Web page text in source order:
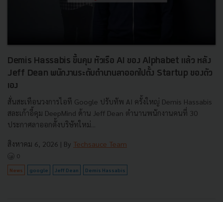
Demis Hassabis ขึ้นคุม หัวเรือ AI ของ Alphabet แล้ว หลัง
Jeff Dean พนักงานระดับตำนานลาออกไปตั้ง Startup ของตัว
เอง
สั่นสะเทือนวงการไอที Google ปรับทัพ AI ครั้งใหญ่ Demis Hassabis
สละเก้าอี้คุม DeepMind ด้าน Jeff Dean ตำนานพนักงานคนที่ 30
ประกาศลาออกตั้งบริษัทใหม่...
สิงหาคม 6, 2026 | By Techsauce Team
0
News google Jeff Dean Demis Hassabis